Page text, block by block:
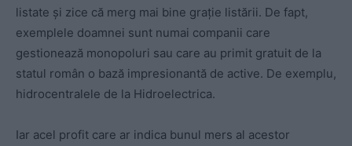
listate și zice că merg mai bine grație listării. De fapt,
exemplele doamnei sunt numai companii care
gestionează monopoluri sau care au primit gratuit de la
statul român o bază impresionantă de active. De exemplu,
hidrocentralele de la Hidroelectrica.
Iar acel profit care ar indica bunul mers al acestor